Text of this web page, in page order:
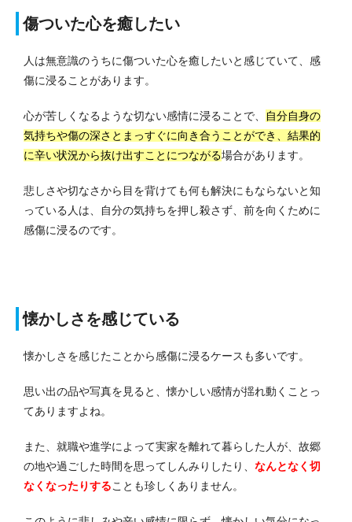
傷ついた心を癒したい
人は無意識のうちに傷ついた心を癒したいと感じていて、感
傷に浸ることがあります。
心が苦しくなるような切ない感情に浸ることで、
自分自身の
気持ちや傷の深さとまっすぐに向き合うことができ、結果的
に辛い状況から抜け出すことにつながる場合があります。
悲しさや切なさから目を背けても何も解決にもならないと知
っている人は、自分の気持ちを押し殺さず、前を向くために
感傷に浸るのです。
懐かしさを感じている
懐かしさを感じたことから感傷に浸るケースも多いです。
思い出の品や写真を見ると、懐かしい感情が揺れ動くことっ
てありますよね。
また、就職や進学によって実家を離れて暮らした人が、故郷
の地や過ごした時間を思ってしんみりしたり、 なんとなく切
なくなったりすることも珍しくありません。